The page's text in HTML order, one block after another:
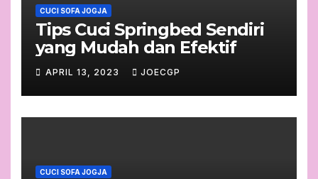
CUCI SOFA JOGJA
Tips Cuci Springbed Sendiri
yang Mudah dan Efektif
APRIL 13, 2023 JOECGP
CUCI SOFA JOGJA